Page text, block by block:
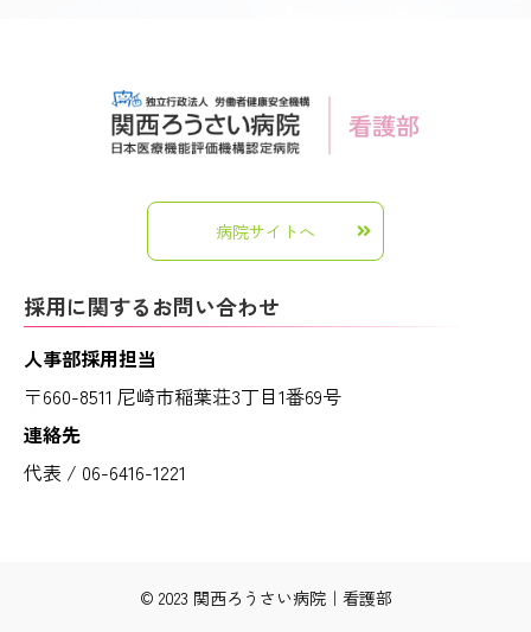
病院サイトへ
採用に関するお問い合わせ
人事部採用担当
〒660-8511 尼崎市稲葉荘3丁目1番69号
連絡先
代表 / 06-6416-1221
© 2023 関西ろうさい病院｜看護部